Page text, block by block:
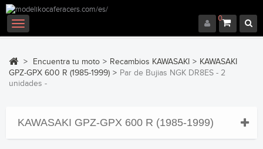
0
Navegación
Toggle
> Encuentra tu moto > Recambios KAWASAKI > KAWASAKI
GPZ-GPX 600 R (1985-1999) > Par de Bujias NGK DR8ES - 2
unidades -
KAWASAKI GPZ-GPX 600 R (1985-1999)